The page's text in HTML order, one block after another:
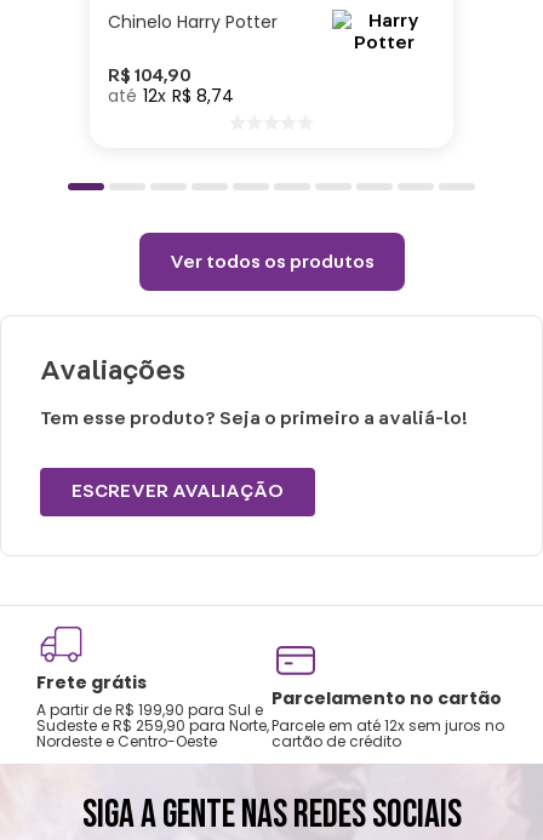
Cuidados e recomendações de uso:
detergente neutro.
Não utilizar químicos e abrasivos.
Choques ou quedas podem trincar ou
produto de Cerâmica.
Chinelo Harry Potter
R$ 104,90
12 R$ 8,74
Ver todos os produtos
Avaliações
Tem esse produto? Seja o primeiro a avaliá-lo!
ESCREVER AVALIAÇÃO
Frete grátis
A partir de R$ 199,90 para Sul e
Sudeste e R$ 259,90 para Norte,
Nordeste e Centro-Oeste
Parcelamento no cartão
Parcele em até 12x sem juros no
cartão de crédito
SIGA A GENTE NAS REDES SOCIAIS